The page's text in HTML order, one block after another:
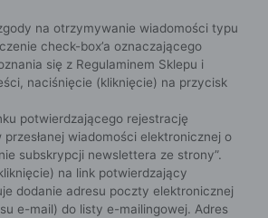
na otrzymywanie wiadomości typu
check-box’a oznaczającego
się z Regulaminem Sklepu i
naciśnięcie (kliknięcie) na przycisk
potwierdzającego rejestrację
wiadomości elektronicznej o
subskrypcji newslettera ze strony”.
na link potwierdzający
dodanie adresu poczty elektronicznej
e-mail) do listy e-mailingowej. Adres